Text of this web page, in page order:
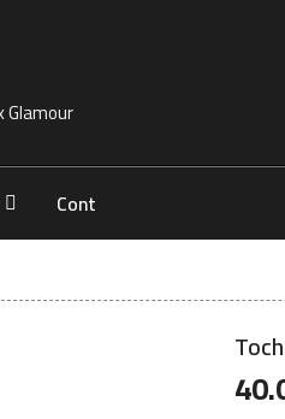
Onix
-
Mancare
Cont